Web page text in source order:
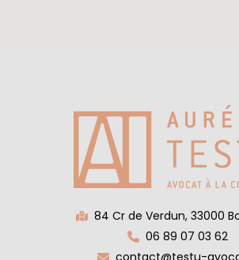
84 Cr de Verdun, 33000
06 89 07 03 62
contact@testu-